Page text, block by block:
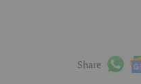
Share